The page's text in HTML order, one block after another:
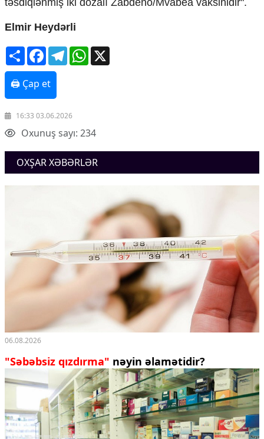
təsdiqlənmiş iki dozalı Zabdeno/Mvabea vaksinidir".
Elmir Heydərli
ShareFacebookTelegramWhatsApp
🖨 Çap et
16:33 03.06.2026
Oxunuş sayı: 234
OXŞAR XƏBƏRLƏR
06.08.2026
"Səbəbsiz qızdırma" nəyin əlamətidir?